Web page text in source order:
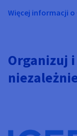
Więcej informacji
Organizuj